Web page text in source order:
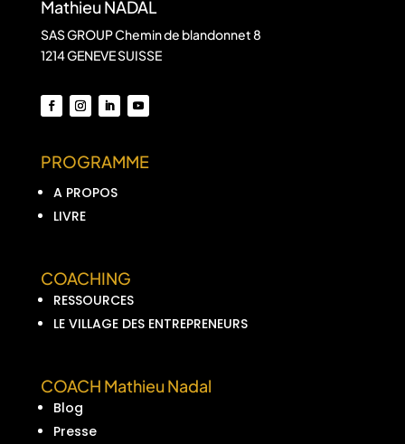
Mathieu NADAL
SAS GROUP Chemin de blandonnet 8
1214 GENEVE SUISSE
PROGRAMME
A PROPOS
LIVRE
COACHING
RESSOURCES
LE VILLAGE DES ENTREPRENEURS
COACH Mathieu Nadal
Blog
Presse